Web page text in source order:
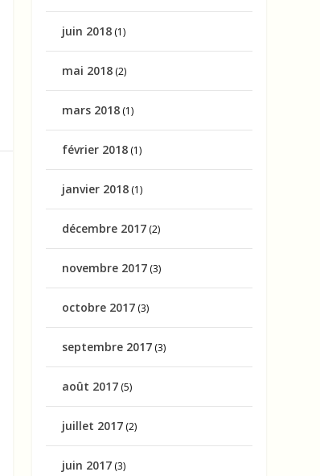
juin 2018 (1)
mai 2018 (2)
mars 2018 (1)
février 2018 (1)
janvier 2018 (1)
décembre 2017 (2)
novembre 2017 (3)
octobre 2017 (3)
septembre 2017 (3)
août 2017 (5)
juillet 2017 (2)
juin 2017 (3)